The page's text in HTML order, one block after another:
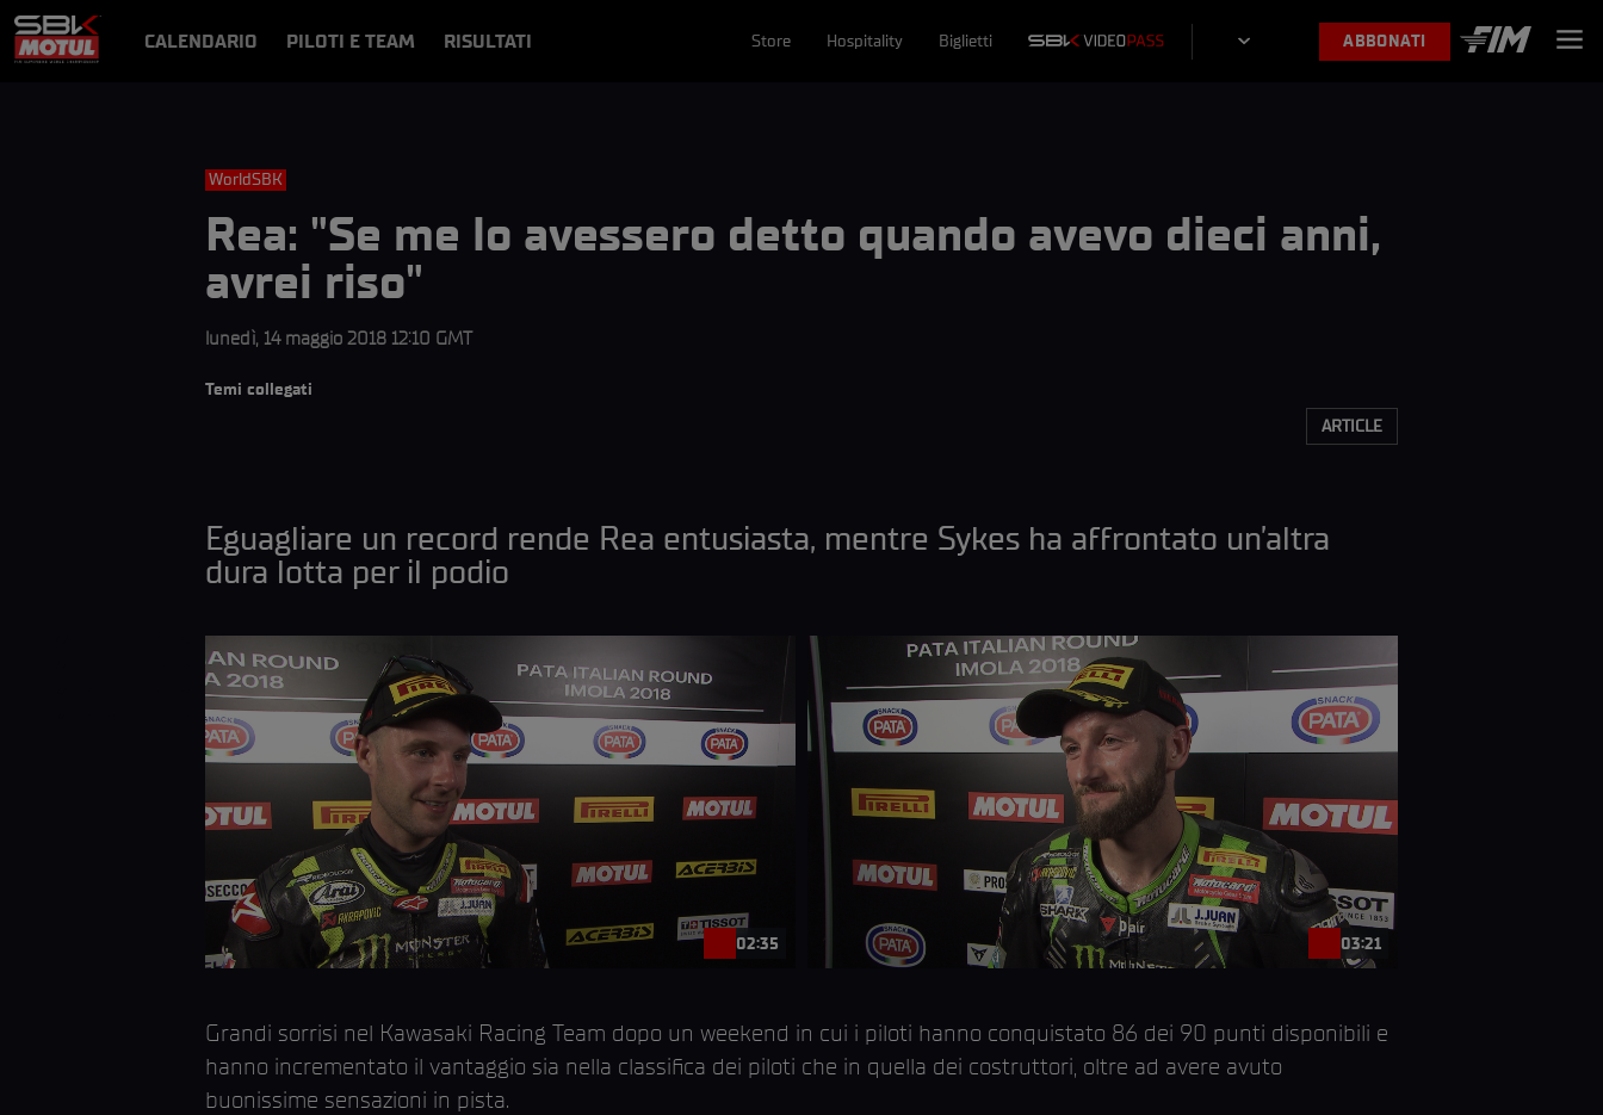
CALENDARIO PILOTI E TEAM RISULTATI Store Hospitality Biglietti ABBONATI
WorldSBK
Rea: "Se me lo avessero detto quando avevo dieci anni,
avrei riso"
lunedì, 14 maggio 2018 12:10 GMT
Temi collegati
ARTICLE
Eguagliare un record rende Rea entusiasta, mentre Sykes ha affrontato un’altra
dura lotta per il podio
02:35 03:21
Grandi sorrisi nel Kawasaki Racing Team dopo un weekend in cui i piloti hanno conquistato 86 dei 90 punti disponibili e
hanno incrementato il vantaggio sia nella classifica dei piloti che in quella dei costruttori, oltre ad avere avuto
buonissime sensazioni in pista.